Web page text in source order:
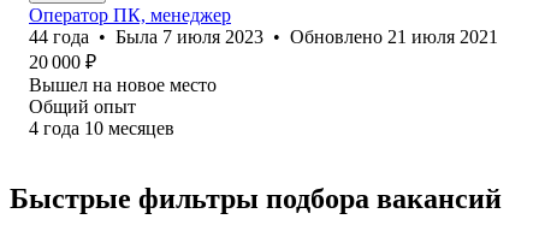
Оператор ПК, менеджер
44 года • Была 7 июля 2023 • Обновлено 21 июля 2021
20 000 ₽
Вышел на новое место
Общий опыт
4 года 10 месяцев
Быстрые фильтры подбора вакансий